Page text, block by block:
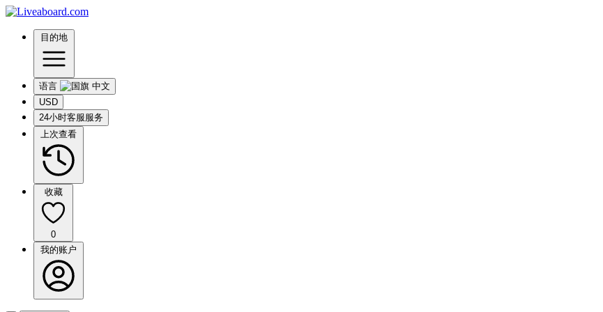
目的地
语言
USD
24小时客服服务
上次查看
收藏
0
我的账户